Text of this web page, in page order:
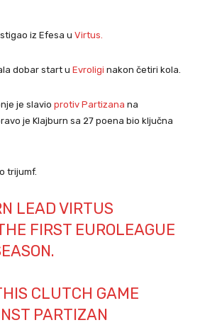
iz Efesa u Virtus.
dobar start u Evroligi nakon četiri kola.
je slavio protiv Partizana na
je Klajburn sa 27 poena bio ključna
trijumf.
LEAD VIRTUS
FIRST EUROLEAGUE
CLUTCH GAME
PARTIZAN